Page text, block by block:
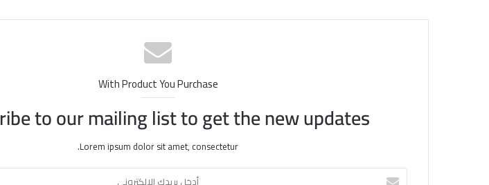
With Product You Purchase
to our mailing list to get the new updates!
Lorem ipsum dolor sit amet, consectetur.